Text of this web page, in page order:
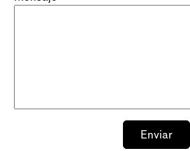
Enviar